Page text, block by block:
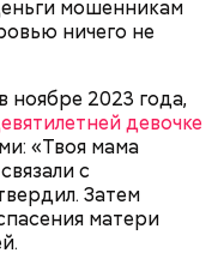
мошенникам
ничего не
ноябре 2023 года,
девочке
«Твоя мама
с
Затем
матери
AMC Fight Nights
единогласным